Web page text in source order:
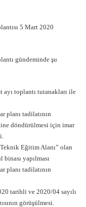
5 Mart 2020
gündeminde şu
toplantı tutanakları ile
planı tadilatının
döndürülmesi için imar
Eğitim Alanı” olan
yapılması
planı tadilatının
tarihli ve 2020/04 sayılı
görüşülmesi.